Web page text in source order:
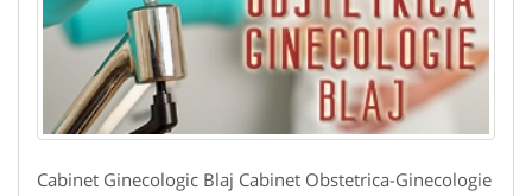
Cabinet Ginecologic Blaj Cabinet Obstetrica-Ginecologie